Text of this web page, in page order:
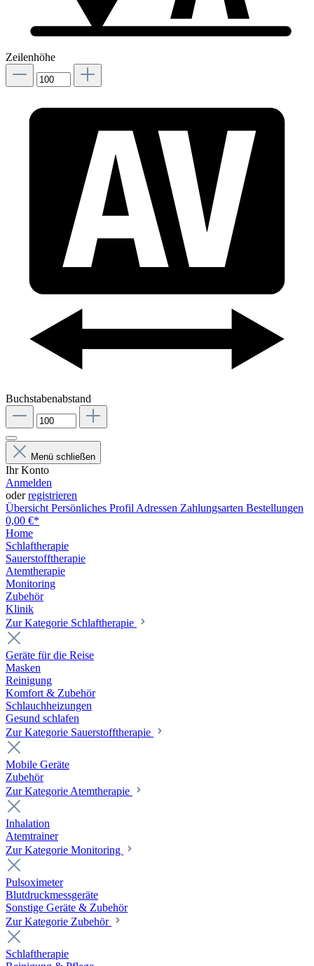
Zeilenhöhe
Buchstabenabstand
Menü schließen
Ihr Konto
Anmelden
oderregistrieren
Übersicht Persönliches Profil Adressen Zahlungsarten Bestellungen
0,00 €*
Home
Schlaftherapie
Sauerstofftherapie
Atemtherapie
Monitoring
Zubehör
Klinik
Zur Kategorie Schlaftherapie
Geräte für die Reise
Masken
Reinigung
Komfort & Zubehör
Schlauchheizungen
Gesund schlafen
Zur Kategorie Sauerstofftherapie
Mobile Geräte
Zubehör
Zur Kategorie Atemtherapie
Inhalation
Atemtrainer
Zur Kategorie Monitoring
Pulsoximeter
Blutdruckmessgeräte
Sonstige Geräte & Zubehör
Zur Kategorie Zubehör
Schlaftherapie